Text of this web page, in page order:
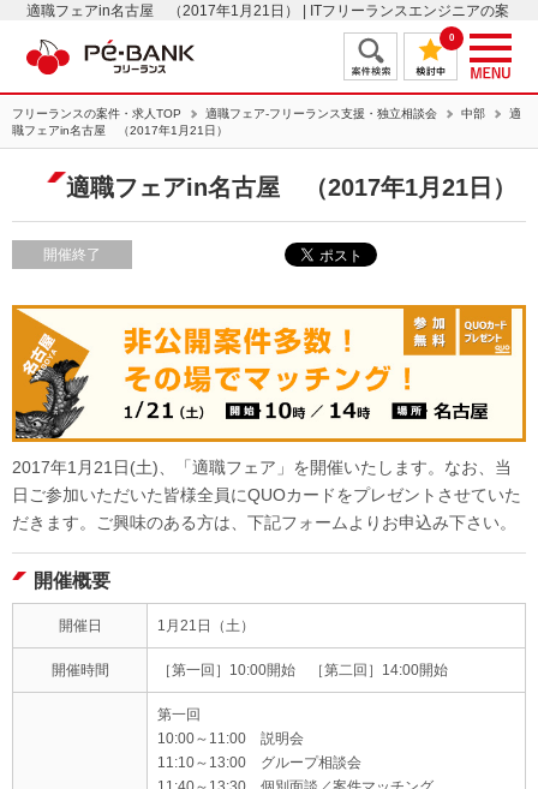
適職フェアin名古屋 （2017年1月21日） | ITフリーランスエンジニアの案
0
フリーランスの案件・求人TOP 適職フェア-フリーランス支援・独立相談会 中部
適
職フェアin名古屋 （2017年1月21日）
適職フェアin名古屋 （2017年1月21日）
開催終了
2017年1月21日(土)、「適職フェア」を開催いたします。なお、当
日ご参加いただいた皆様全員にQUOカードをプレゼントさせていた
だきます。ご興味のある方は、下記フォームよりお申込み下さい。
開催概要
開催日 1月21日（土）
開催時間 ［第一回］10:00開始 ［第二回］14:00開始
第一回
10:00～11:00 説明会
11:10～13:00 グループ相談会